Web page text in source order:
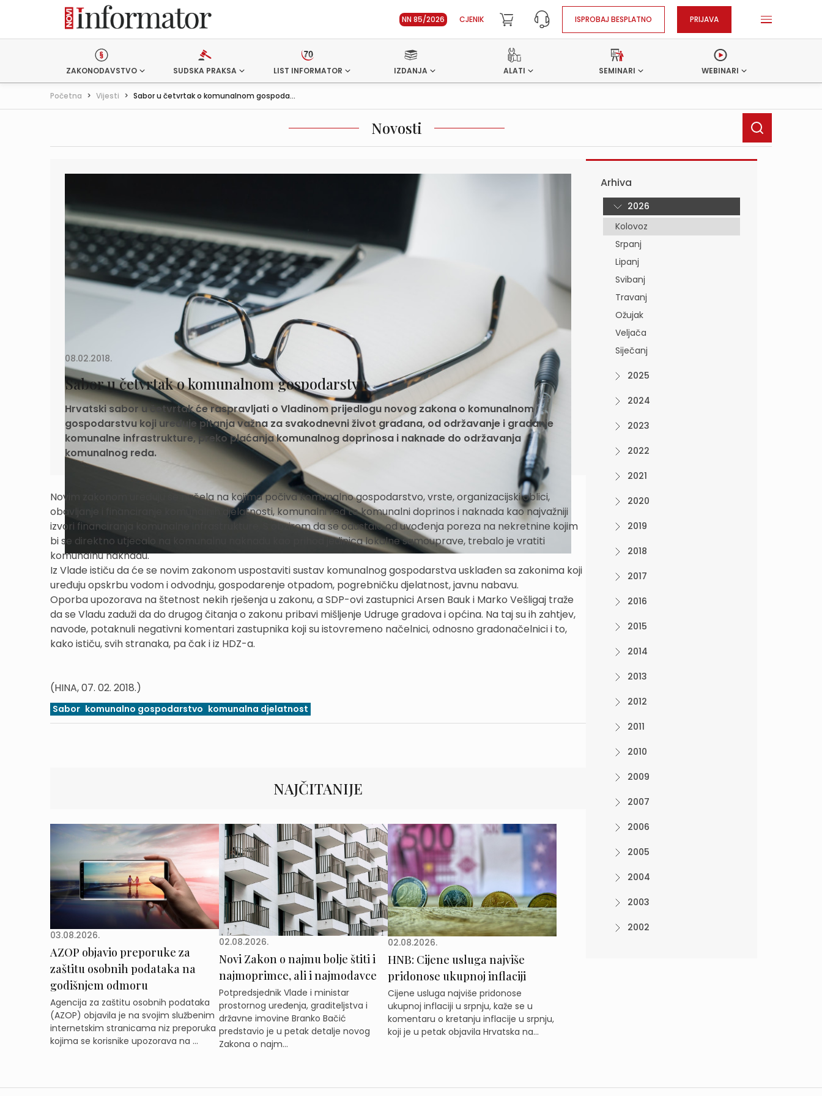
NN 85/2026 CJENIK ISPROBAJ BESPLATNO PRIJAVA
ZAKONODAVSTVO SUDSKA PRAKSA LIST INFORMATOR IZDANJA ALATI SEMINARI WEBINARI
Početna > Vijesti > Sabor u četvrtak o komunalnom gospoda...
Novosti
08.02.2018.
Sabor u četvrtak o komunalnom gospodarstvu
Hrvatski sabor u četvrtak će raspravljati o Vladinom prijedlogu novog zakona o komunalnom
gospodarstvu koji uređuje pitanja važna za svakodnevni život građana, od održavanje i gradanje
komunalne infrastrukture, preko plaćanja komunalnog doprinosa i naknade do održavanja
komunalnog reda.
Novim zakonom uređuju se načela na kojima počiva komunalno gospodarstvo, vrste, organizacijski oblici,
obavljanje i financiranje komunalnih djelatnosti, komunalni red te komunalni doprinos i naknada kao najvažniji
izvori financiranja komunalne infrastrukture. S obzirom da se odustalo od uvođenja poreza na nekretnine kojim
bi se direktno utjecalo na komunalnu naknadu kao prihod jedinica lokalne samouprave, trebalo je vratiti
komunalnu naknadu.
Iz Vlade ističu da će se novim zakonom uspostaviti sustav komunalnog gospodarstva usklađen sa zakonima koji
uređuju opskrbu vodom i odvodnju, gospodarenje otpadom, pogrebničku djelatnost, javnu nabavu.
Oporba upozorava na štetnost nekih rješenja u zakonu, a SDP-ovi zastupnici Arsen Bauk i Marko Vešligaj traže
da se Vladu zaduži da do drugog čitanja o zakonu pribavi mišljenje Udruge gradova i općina. Na taj su ih zahtjev,
navode, potaknuli negativni komentari zastupnika koji su istovremeno načelnici, odnosno gradonačelnici i to,
kako ističu, svih stranaka, pa čak i iz HDZ-a.
(HINA, 07. 02. 2018.)
Sabor komunalno gospodarstvo komunalna djelatnost
NAJČITANIJE
03.08.2026.
AZOP objavio preporuke za
zaštitu osobnih podataka na
godišnjem odmoru
Agencija za zaštitu osobnih podataka
(AZOP) objavila je na svojim službenim
internetskim stranicama niz preporuka
kojima se korisnike upozorava na ...
02.08.2026.
Novi Zakon o najmu bolje štiti i
najmoprimce, ali i najmodavce
Potpredsjednik Vlade i ministar
prostornog uređenja, graditeljstva i
državne imovine Branko Bačić
predstavio je u petak detalje novog
Zakona o najm...
02.08.2026.
HNB: Cijene usluga najviše
pridonose ukupnoj inflaciji
Cijene usluga najviše pridonose
ukupnoj inflaciji u srpnju, kaže se u
komentaru o kretanju inflacije u srpnju,
koji je u petak objavila Hrvatska na...
Arhiva
2026
Kolovoz
Srpanj
Lipanj
Svibanj
Travanj
Ožujak
Veljača
Siječanj
2025
2024
2023
2022
2021
2020
2019
2018
2017
2016
2015
2014
2013
2012
2011
2010
2009
2007
2006
2005
2004
2003
2002